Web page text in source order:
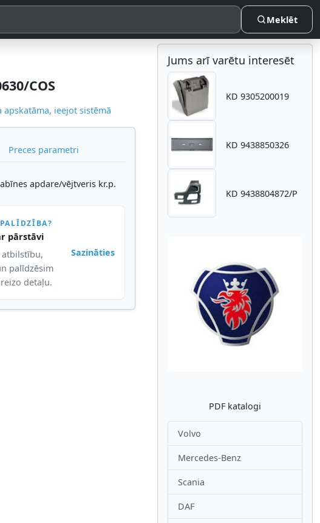
Meklēt
COS
apskatāma, ieejot sistēmā
Preces parametri
apdare/vējtveris kr.p.
pārstāvi
atbilstību,
palīdzēsim
detaļu.
Sazināties
Jums arī varētu interesēt
KD 9305200019
KD 9438850326
KD 9438804872/P
Atpakaļ
PDF katalogi
Volvo
Mercedes-Benz
Scania
DAF